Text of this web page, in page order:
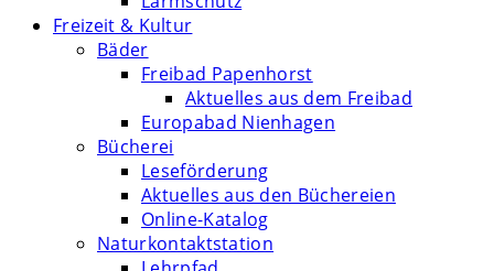
Freizeit & Kultur
Bäder
Freibad Papenhorst
Aktuelles aus dem Freibad
Europabad Nienhagen
Bücherei
Leseförderung
Aktuelles aus den Büchereien
Online-Katalog
Naturkontaktstation